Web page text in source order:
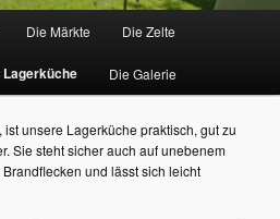
Die Märkte Die Zelte
Lagerküche Die Galerie
unsere Lagerküche praktisch, gut zu
Sie steht sicher auch auf unebenem
und lässt sich leicht